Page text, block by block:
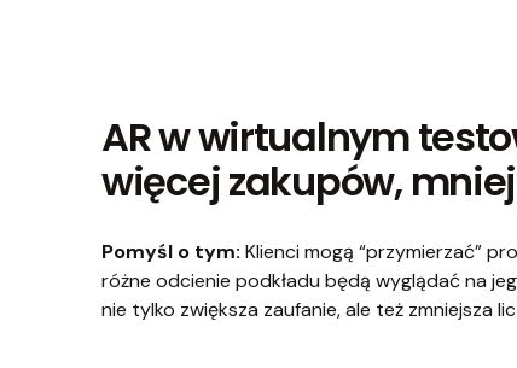
AR w wirtualnym
więcej zakupów,
Pomyśl o tym: Klienci mogą “przymierzać”
różne odcienie podkładu będą wyglądać na
nie tylko zwiększa zaufanie, ale też zmniejsza